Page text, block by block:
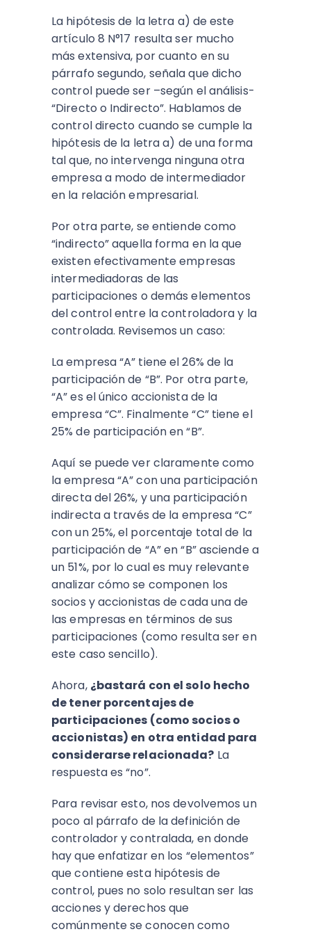
La hipótesis de la letra a) de este
artículo 8 N°17 resulta ser mucho
más extensiva, por cuanto en su
párrafo segundo, señala que dicho
control puede ser –según el análisis-
“Directo o Indirecto”. Hablamos de
control directo cuando se cumple la
hipótesis de la letra a) de una forma
tal que, no intervenga ninguna otra
empresa a modo de intermediador
en la relación empresarial.
Por otra parte, se entiende como
“indirecto” aquella forma en la que
existen efectivamente empresas
intermediadoras de las
participaciones o demás elementos
del control entre la controladora y la
controlada. Revisemos un caso:
La empresa “A” tiene el 26% de la
participación de “B”. Por otra parte,
“A” es el único accionista de la
empresa “C”. Finalmente “C” tiene el
25% de participación en “B”.
Aquí se puede ver claramente como
la empresa “A” con una participación
directa del 26%, y una participación
indirecta a través de la empresa “C”
con un 25%, el porcentaje total de la
participación de “A” en “B” asciende a
un 51%, por lo cual es muy relevante
analizar cómo se componen los
socios y accionistas de cada una de
las empresas en términos de sus
participaciones (como resulta ser en
este caso sencillo).
Ahora, ¿bastará con el solo hecho
de tener porcentajes de
participaciones (como socios o
accionistas) en otra entidad para
considerarse relacionada? La
respuesta es “no”.
Para revisar esto, nos devolvemos un
poco al párrafo de la definición de
controlador y contralada, en donde
hay que enfatizar en los “elementos”
que contiene esta hipótesis de
control, pues no solo resultan ser las
acciones y derechos que
comúnmente se conocen como